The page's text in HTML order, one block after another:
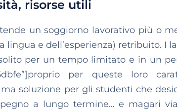
risorse utili
un soggiorno lavorativo più o
lingua e dell’esperienza) retribuito. I
per un tempo limitato e in un
per queste loro
soluzione per gli studenti che
a lungo termine… e magari